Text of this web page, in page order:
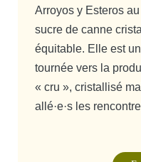
Arroyos y Esteros
sucre de canne
équitable. Elle est
tournée vers la
« cru », cristallisé
allé·e·s les